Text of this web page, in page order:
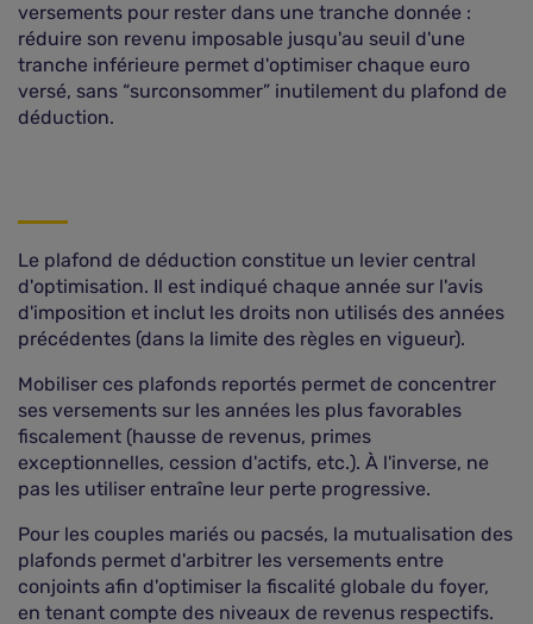
versements pour rester dans une tranche donnée :
réduire son revenu imposable jusqu'au seuil d'une
tranche inférieure permet d'optimiser chaque euro
versé, sans “surconsommer” inutilement du plafond de
déduction.
Le plafond de déduction constitue un levier central
d'optimisation. Il est indiqué chaque année sur l'avis
d'imposition et inclut les droits non utilisés des années
précédentes (dans la limite des règles en vigueur).
Mobiliser ces plafonds reportés permet de concentrer
ses versements sur les années les plus favorables
fiscalement (hausse de revenus, primes
exceptionnelles, cession d'actifs, etc.). À l'inverse, ne
pas les utiliser entraîne leur perte progressive.
Pour les couples mariés ou pacsés, la mutualisation des
plafonds permet d'arbitrer les versements entre
conjoints afin d'optimiser la fiscalité globale du foyer,
en tenant compte des niveaux de revenus respectifs.